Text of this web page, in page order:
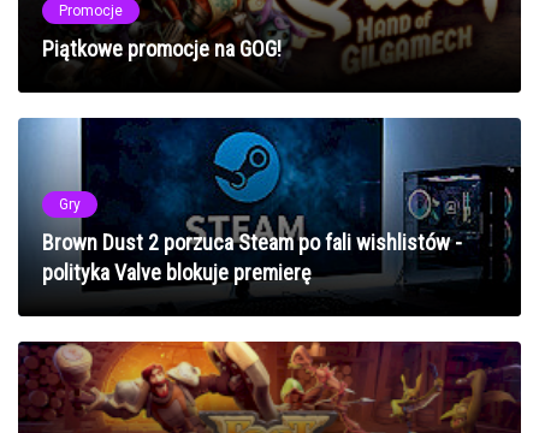
Promocje
Piątkowe promocje na GOG!
Gry
Brown Dust 2 porzuca Steam po fali wishlistów -
polityka Valve blokuje premierę